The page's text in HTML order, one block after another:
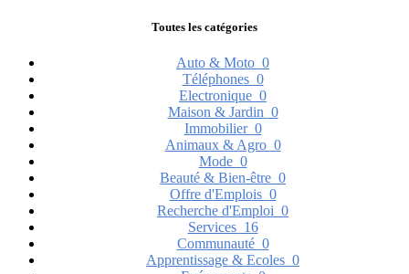
Toutes les catégories
Auto & Moto 0
Téléphones 0
Electronique 0
Maison & Jardin 0
Immobilier 0
Animaux & Agro 0
Mode 0
Beauté & Bien-être 0
Offre d'Emplois 0
Recherche d'Emploi 0
Services 16
Communauté 0
Apprentissage & Ecoles 0